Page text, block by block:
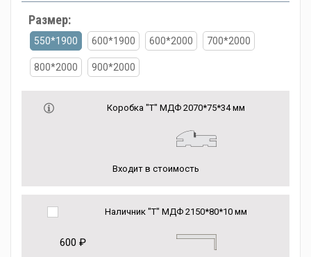
Размер:
550*1900 600*1900 600*2000 700*2000
800*2000 900*2000
Коробка "Т" МДФ 2070*75*34 мм
Входит в стоимость
Наличник "Т" МДФ 2150*80*10 мм
600 ₽